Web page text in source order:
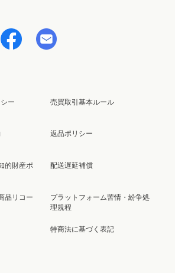
ー
的財産ポ
品リコー
売買取引基本ルール
返品ポリシー
配送遅延補償
プラットフォーム苦情・紛争処
理規程
特商法に基づく表記